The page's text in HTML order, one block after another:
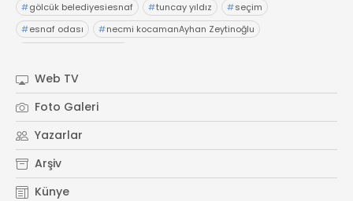
#gölcük belediyesiesnaf #tuncay yıldız #seçim
#esnaf odası #necmi kocamanAyhan Zeytinoğlu
Web TV
Foto Galeri
Yazarlar
Arşiv
Künye